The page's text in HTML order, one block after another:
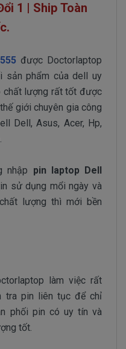
1 | Ship Toàn
được Doctorlaptop
sản phẩm của dell uy
chất lượng rất tốt được
giới chuyên gia công
Dell, Asus, Acer, Hp,
nhập pin laptop Dell
sử dụng mổi ngày và
lượng thì mới bền
làm việc rất
tra pin liên tục để chỉ
phối pin có uy tín và
tốt.